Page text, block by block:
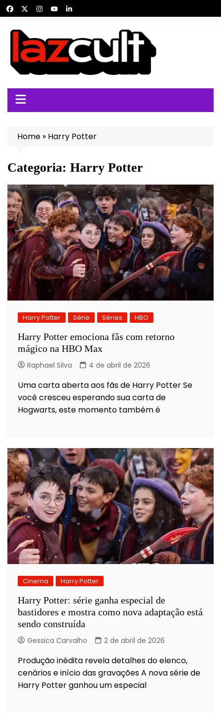
para
conteúdo
Home » Harry Potter
Categoria: Harry Potter
Harry Potter Série Séries HBO
Harry Potter emociona fãs com retorno
mágico na HBO Max
Raphael Silva 4 de abril de 2026
Uma carta aberta aos fãs de Harry Potter Se
você cresceu esperando sua carta de
Hogwarts, este momento também é
Cinema Harry Potter
Harry Potter: série ganha especial de
bastidores e mostra como nova adaptação está
sendo construída
Gessica Carvalho 2 de abril de 2026
Produção inédita revela detalhes do elenco,
cenários e início das gravações A nova série de
Harry Potter ganhou um especial